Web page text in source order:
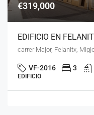
€319,000
EDIFICIO EN
carrer Major, Felanitx,
VF-2016 3
EDIFICIO